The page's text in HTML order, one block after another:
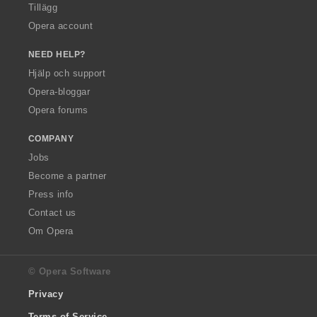
Tillägg
Opera account
NEED HELP?
Hjälp och support
Opera-bloggar
Opera forums
COMPANY
Jobs
Become a partner
Press info
Contact us
Om Opera
© Opera Software
Privacy